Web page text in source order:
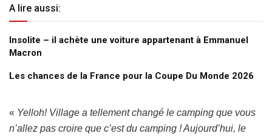
A lire aussi:
Insolite – il achète une voiture appartenant à Emmanuel
Macron
Les chances de la France pour la Coupe Du Monde 2026
« Yelloh! Village a tellement changé le camping que vous
n’allez pas croire que c’est du camping ! Aujourd’hui, le